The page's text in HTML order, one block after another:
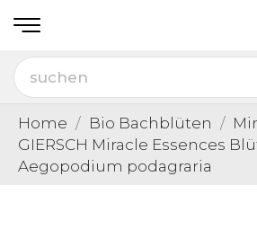
Home Bio Bachblüten
GIERSCH Miracle Essences
Aegopodium podagraria